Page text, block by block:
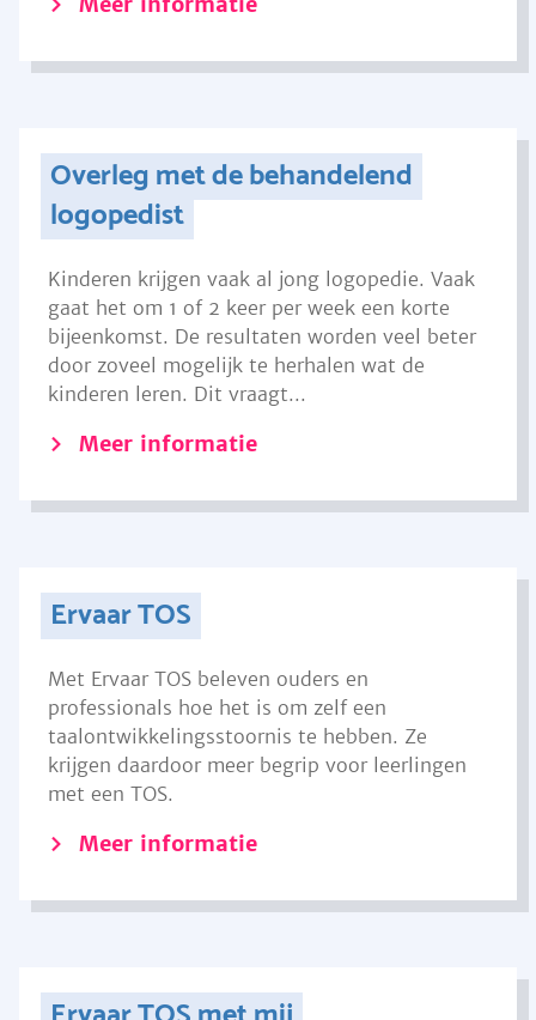
Overleg met de behandelend
logopedist
Kinderen krijgen vaak al jong logopedie. Vaak
gaat het om 1 of 2 keer per week een korte
bijeenkomst. De resultaten worden veel beter
door zoveel mogelijk te herhalen wat de
kinderen leren. Dit vraagt...
Meer informatie
Ervaar TOS
Met Ervaar TOS beleven ouders en
professionals hoe het is om zelf een
taalontwikkelingsstoornis te hebben. Ze
krijgen daardoor meer begrip voor leerlingen
met een TOS.
Meer informatie